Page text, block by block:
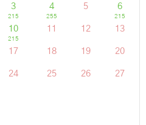
3
215
4
255
5 6
215
10
215
11 12 13
17 18 19 20
24 25 26 27